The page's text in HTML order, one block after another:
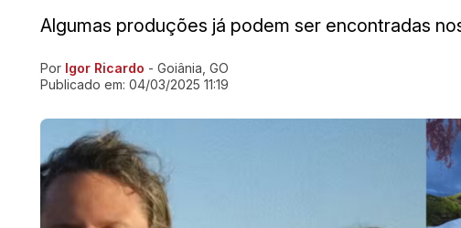
Algumas produções já podem ser encontradas
Ir direto pra matéria
Por Igor Ricardo - Goiânia, GO
Publicado em: 04/03/2025 11:19